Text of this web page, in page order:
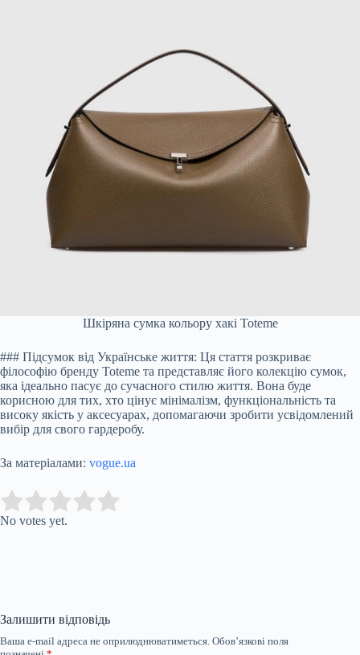
Шкіряна сумка кольору хакі Toteme
### Підсумок від Українське життя: Ця стаття розкриває
філософію бренду Toteme та представляє його колекцію сумок,
яка ідеально пасує до сучасного стилю життя. Вона буде
корисною для тих, хто цінує мінімалізм, функціональність та
високу якість у аксесуарах, допомагаючи зробити усвідомлений
вибір для свого гардеробу.
За матеріалами: vogue.ua
Rate this item:
No votes yet.
Залишити відповідь
Ваша e-mail адреса не оприлюднюватиметься. Обов’язкові поля